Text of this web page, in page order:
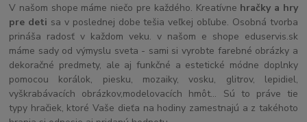
V našom shope máme niečo pre každého. Kreatívne hračky a hry
pre deti sa v poslednej dobe tešia veľkej obľube. Osobná tvorba
prináša radosť v každom veku. v našom e shope eduservis.sk
máme sady od výmyslu sveta - sami si vyrobte farebné obrázky a
dekoračné predmety, ale aj funkčné a estetické módne doplnky
pomocou korálok, piesku, mozaiky, vosku, glitrov, lepidiel,
vyškrabávacích obrázkov,modelovacích hmôt... Sú to práve tie
typy hračiek, ktoré Vaše dieťa na hodiny zamestnajú a z takéhoto